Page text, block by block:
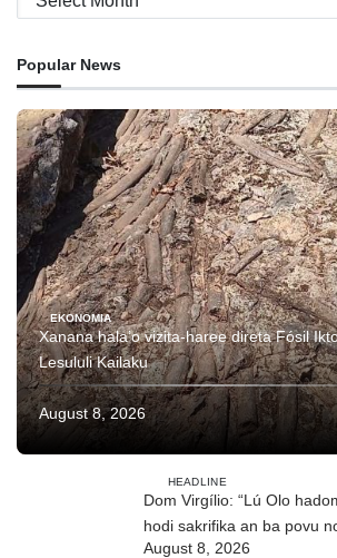
Popular News
EKONOMIA
Xanana hala’o vizita-haree direta Fósil
Lesululi Kailaku
August 8, 2026
HEADLINE
Dom Virgílio: “Lú Olo
hodi sakrifika an ba povu
ho fuan”
August 8, 2026